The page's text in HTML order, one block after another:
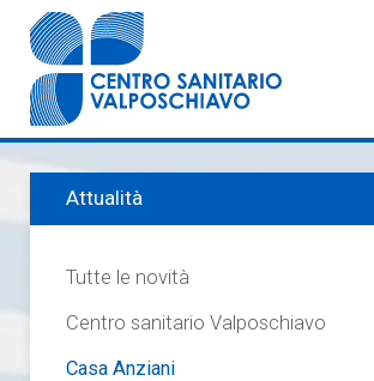
Attualità
Tutte le novità
Centro sanitario Valposchiavo
Casa Anziani